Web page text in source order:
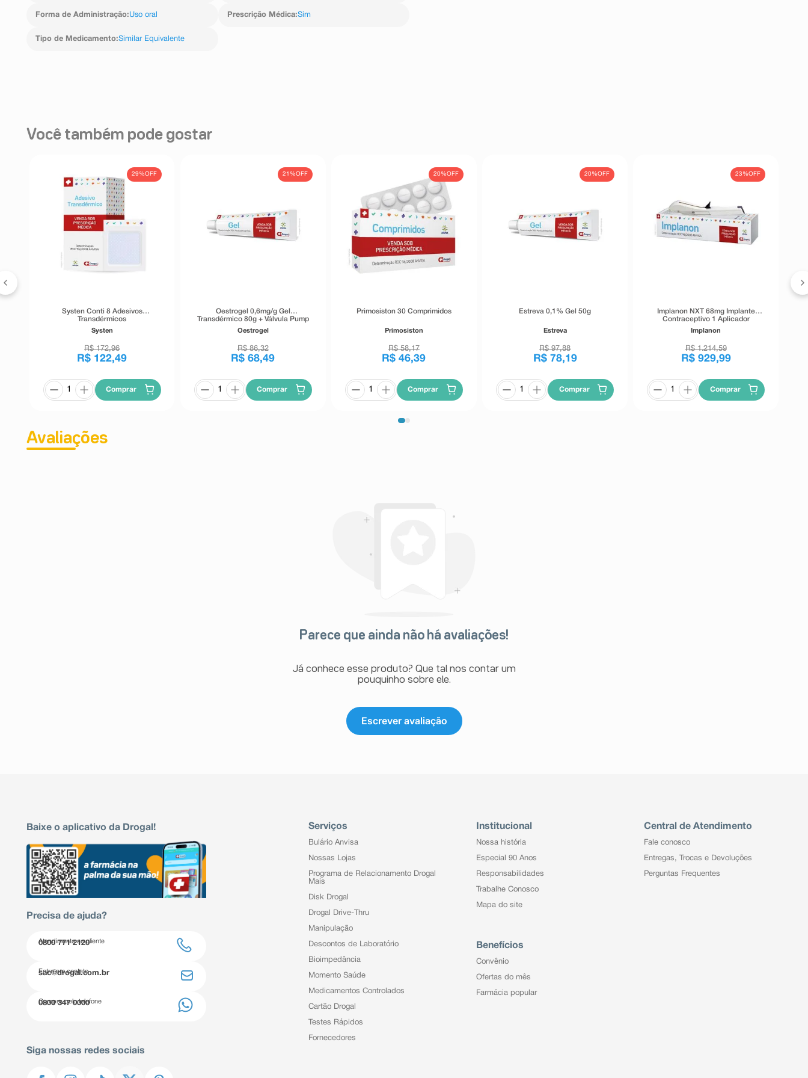
Forma de Administração:Uso oral Prescrição Médica:Sim
Tipo de Medicamento:Similar Equivalente
Você também pode gostar
29%OFF
Systen Conti 8 Adesivos
Transdérmicos
Systen
R$ 172,96
R$ 122,49
Comprar
21%OFF
Oestrogel 0,6mg/g Gel
Transdérmico 80g + Válvula Pump
Dosadora
Oestrogel
R$ 86,32
R$ 68,49
Comprar
20%OFF
Primosiston 30 Comprimidos
Primosiston
R$ 58,17
R$ 46,39
Comprar
20%OFF
Estreva 0,1% Gel 50g
Estreva
R$ 97,88
R$ 78,19
Comprar
23%OFF
Implanon NXT 68mg Implante
Contraceptivo 1 Aplicador
Contendo 1 Implante de Uso
Subdérmico
Implanon
R$ 1.214,59
R$ 929,99
Comprar
Avaliações
Parece que ainda não há avaliações!
Já conhece esse produto? Que tal nos contar um
pouquinho sobre ele.
Escrever avaliação
Baixe o aplicativo da Drogal!
Precisa de ajuda?
Atendimento ao cliente
0800 771 2120
Entre em contato
sac@drogal.com.br
Compre pelo telefone
0800 347 0000
Siga nossas redes sociais
Serviços
Bulário Anvisa
Nossas Lojas
Programa de Relacionamento Drogal
Mais
Disk Drogal
Drogal Drive-Thru
Manipulação
Descontos de Laboratório
Bioimpedância
Momento Saúde
Medicamentos Controlados
Cartão Drogal
Testes Rápidos
Fornecedores
Institucional
Nossa história
Especial 90 Anos
Responsabilidades
Trabalhe Conosco
Mapa do site
Benefícios
Convênio
Ofertas do mês
Farmácia popular
Central de Atendimento
Fale conosco
Entregas, Trocas e Devoluções
Perguntas Frequentes